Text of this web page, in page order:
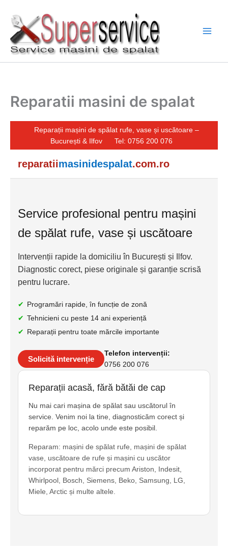
content
Reparatii masini de spalat
Reparații mașini de spălat rufe, vase și uscătoare –
București & Ilfov
Tel: 0756 200 076
reparatiimasinidespalat.com.ro
Service profesional pentru mașini
de spălat rufe, vase și uscătoare
Intervenții rapide la domiciliu în București și Ilfov.
Diagnostic corect, piese originale și garanție scrisă
pentru lucrare.
Programări rapide, în funcție de zonă
Tehnicieni cu peste 14 ani experiență
Reparații pentru toate mărcile importante
Solicită intervenție
Telefon intervenții:
0756 200 076
Reparații acasă, fără bătăi de cap
Nu mai cari mașina de spălat sau uscătorul în
service. Venim noi la tine, diagnosticăm corect și
reparăm pe loc, acolo unde este posibil.
Reparam: mașini de spălat rufe, mașini de spălat
vase, uscătoare de rufe și mașini cu uscător
incorporat pentru mărci precum Ariston, Indesit,
Whirlpool, Bosch, Siemens, Beko, Samsung, LG,
Miele, Arctic și multe altele.